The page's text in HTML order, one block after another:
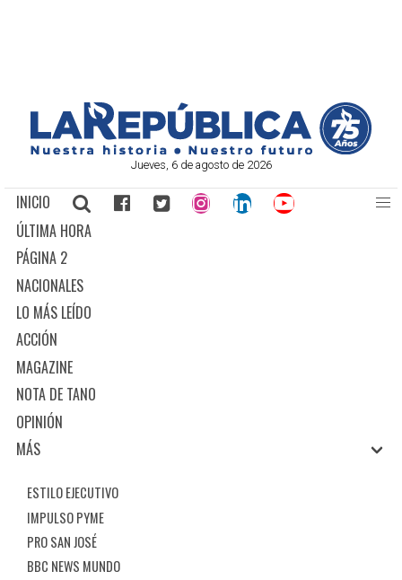
Jueves, 6 de agosto de 2026
INICIO
ÚLTIMA HORA
PÁGINA 2
NACIONALES
LO MÁS LEÍDO
ACCIÓN
MAGAZINE
NOTA DE TANO
OPINIÓN
MÁS
ESTILO EJECUTIVO
IMPULSO PYME
PRO SAN JOSÉ
BBC NEWS MUNDO